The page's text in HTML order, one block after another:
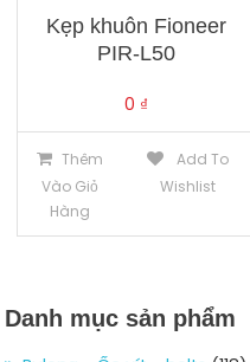
Kẹp khuôn Fioneer
PIR-L50
0 ₫
Thêm
Vào Giỏ
Hàng
Add To
Wishlist
Danh mục sản phẩm